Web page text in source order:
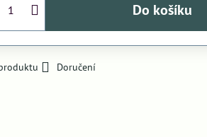
Do košíku
Doručení